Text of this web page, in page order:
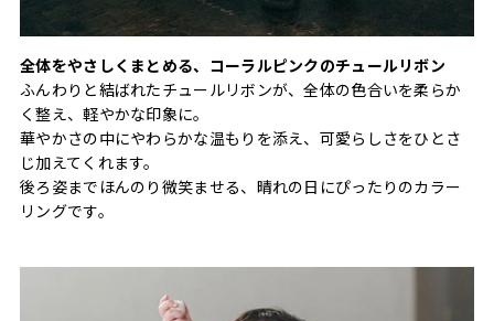
全体をやさしくまとめる、コーラルピンクのチュールリボン
ふんわりと結ばれたチュールリボンが、全体の色合いを柔らか
く整え、軽やかな印象に。
華やかさの中にやわらかな温もりを添え、可愛らしさをひとさ
じ加えてくれます。
後ろ姿までほんのり微笑ませる、晴れの日にぴったりのカラー
リングです。